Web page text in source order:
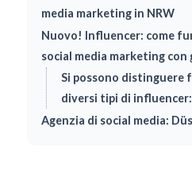
media marketing in NRW
Nuovo! Influencer: come
social media marketing
Si possono
diversi tipi di influencer:
Agenzia di social media: